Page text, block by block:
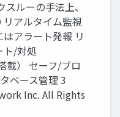
ルーの手法上、
アルタイム監視
アラート発報 リ
ト/対処
載） セーフ/ブロ
ベース管理 3
Inc. All Rights